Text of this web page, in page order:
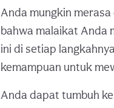
Anda mungkin
bahwa malaikat Anda
ini di setiap
kemampuan untuk
Anda dapat tumbuh